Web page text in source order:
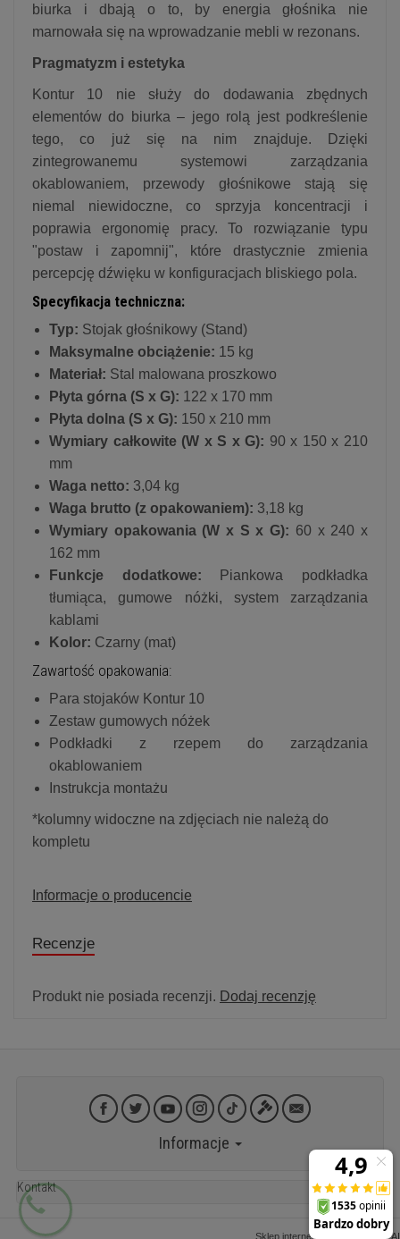
biurka i dbają o to, by energia głośnika nie
marnowała się na wprowadzanie mebli w rezonans.
Pragmatyzm i estetyka
Kontur 10 nie służy do dodawania zbędnych
elementów do biurka – jego rolą jest podkreślenie
tego, co już się na nim znajduje. Dzięki
zintegrowanemu systemowi zarządzania
okablowaniem, przewody głośnikowe stają się
niemal niewidoczne, co sprzyja koncentracji i
poprawia ergonomię pracy. To rozwiązanie typu
"postaw i zapomnij", które drastycznie zmienia
percepcję dźwięku w konfiguracjach bliskiego pola.
Specyfikacja techniczna:
Typ: Stojak głośnikowy (Stand)
Maksymalne obciążenie: 15 kg
Materiał: Stal malowana proszkowo
Płyta górna (S x G): 122 x 170 mm
Płyta dolna (S x G): 150 x 210 mm
Wymiary całkowite (W x S x G): 90 x 150 x 210
mm
Waga netto: 3,04 kg
Waga brutto (z opakowaniem): 3,18 kg
Wymiary opakowania (W x S x G): 60 x 240 x
162 mm
Funkcje dodatkowe: Piankowa podkładka
tłumiąca, gumowe nóżki, system zarządzania
kablami
Kolor: Czarny (mat)
Zawartość opakowania:
Para stojaków Kontur 10
Zestaw gumowych nóżek
Podkładki z rzepem do zarządzania
okablowaniem
Instrukcja montażu
*kolumny widoczne na zdjęciach nie należą do
kompletu
Informacje o producencie
Recenzje
Produkt nie posiada recenzji. Dodaj recenzję
Informacje
Kontakt
Sklep internetowy SOTESHOP AI